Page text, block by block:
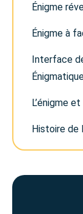
Énigme
Énigme à
Interface
L’énigme
Histoire de